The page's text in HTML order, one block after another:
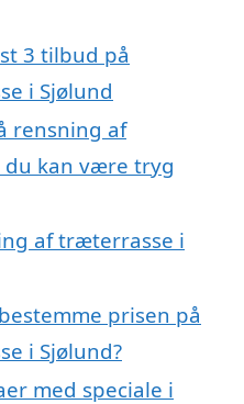
3 tilbud på
i Sjølund
rensning af
kan være tryg
af træterrasse i
prisen på
i Sjølund?
med speciale i